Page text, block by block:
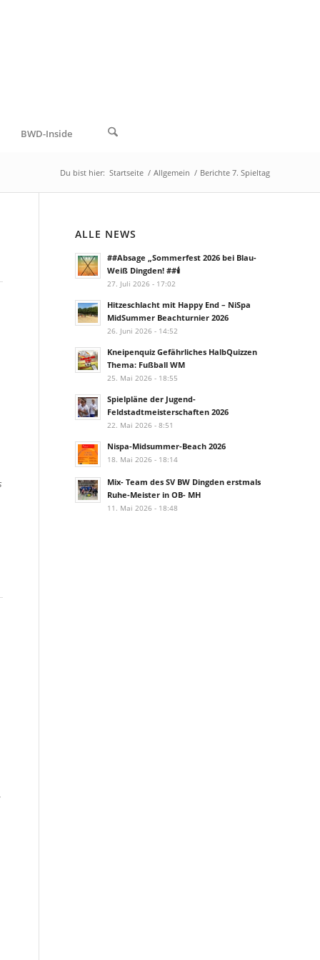
BWD-Inside
Du bist hier: Startseite / Allgemein / Berichte 7. Spieltag
ALLE NEWS
##Absage „Sommerfest 2026 bei Blau-
Weiß Dingden! ##🕯️
27. Juli 2026 - 17:02
Hitzeschlacht mit Happy End – NiSpa
MidSummer Beachturnier 2026
26. Juni 2026 - 14:52
Kneipenquiz Gefährliches HalbQuizzen
Thema: Fußball WM
25. Mai 2026 - 18:55
Spielpläne der Jugend-
Feldstadtmeisterschaften 2026
22. Mai 2026 - 8:51
Nispa-Midsummer-Beach 2026
18. Mai 2026 - 18:14
Mix- Team des SV BW Dingden erstmals
Ruhe-Meister in OB- MH
11. Mai 2026 - 18:48